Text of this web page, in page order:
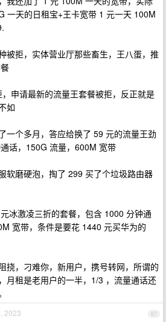
一天的日租宝+王卡宽带 1 元一天 100M
被拒，实体营业厅那些畜生，王八蛋，推
申请最新的流量王套餐被拒，反正就是
如
一个多月，答应给换了 59 元的流量王劲
话，150G 流量，600M 宽带
软磨硬泡，掏了 299 买了个垃圾路由器
冰激凌三折的套餐，包含 1000 分钟通
宽带，条件是要花 1440 元买华为的
挠，刁难你，新用户，携号转网，所谓的
月租是老用户的一半，1/3 ，流量通话还
67
2023